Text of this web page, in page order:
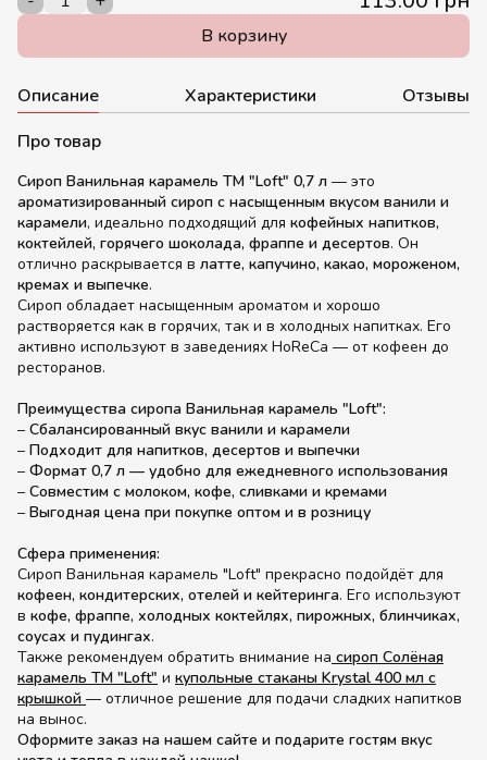
В корзину
Описание Характеристики
Отзывы
Про товар
Сироп Ванильная карамель ТМ "Loft" 0,7 л — это
ароматизированный сироп с насыщенным вкусом ванили и
карамели, идеально подходящий для кофейных напитков,
коктейлей, горячего шоколада, фраппе и десертов. Он
отлично раскрывается в латте, капучино, какао, мороженом,
кремах и выпечке.
Сироп обладает насыщенным ароматом и хорошо
растворяется как в горячих, так и в холодных напитках. Его
активно используют в заведениях HoReCa — от кофеен до
ресторанов.
Преимущества сиропа Ванильная карамель "Loft":
– Сбалансированный вкус ванили и карамели
– Подходит для напитков, десертов и выпечки
– Формат 0,7 л — удобно для ежедневного использования
– Совместим с молоком, кофе, сливками и кремами
– Выгодная цена при покупке оптом и в розницу
Сфера применения:
Сироп Ванильная карамель "Loft" прекрасно подойдёт для
кофеен, кондитерских, отелей и кейтеринга. Его используют
в кофе, фраппе, холодных коктейлях, пирожных, блинчиках,
соусах и пудингах.
Также рекомендуем обратить внимание на сироп Солёная
карамель ТМ "Loft" и купольные стаканы Krystal 400 мл с
крышкой — отличное решение для подачи сладких напитков
на вынос.
Оформите заказ на нашем сайте и подарите гостям вкус